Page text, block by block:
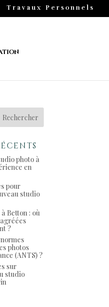
Travaux Personnels
photo à
en
pour
studio
Betton : où
?
photos
(ANTS) ?
sur
studio